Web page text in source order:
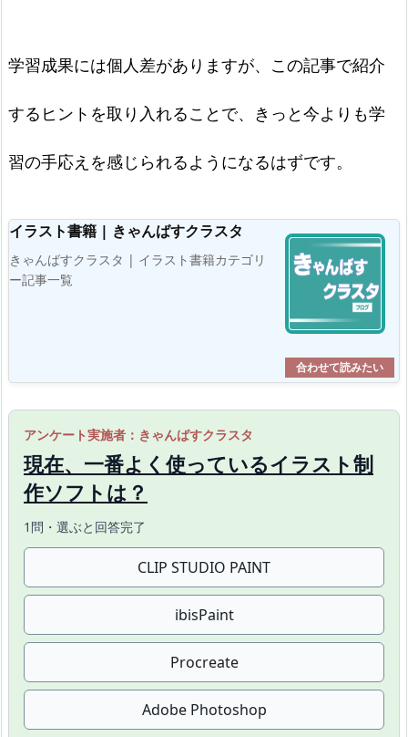
学習成果には個人差がありますが、この記事で紹介
するヒントを取り入れることで、きっと今よりも学
習の手応えを感じられるようになるはずです。
イラスト書籍 | きゃんばすクラスタ
きゃんばすクラスタ | イラスト書籍カテゴリ
ー記事一覧
アンケート実施者：きゃんばすクラスタ
現在、一番よく使っているイラスト制
作ソフトは？
1問・選ぶと回答完了
CLIP STUDIO PAINT
ibisPaint
Procreate
Adobe Photoshop